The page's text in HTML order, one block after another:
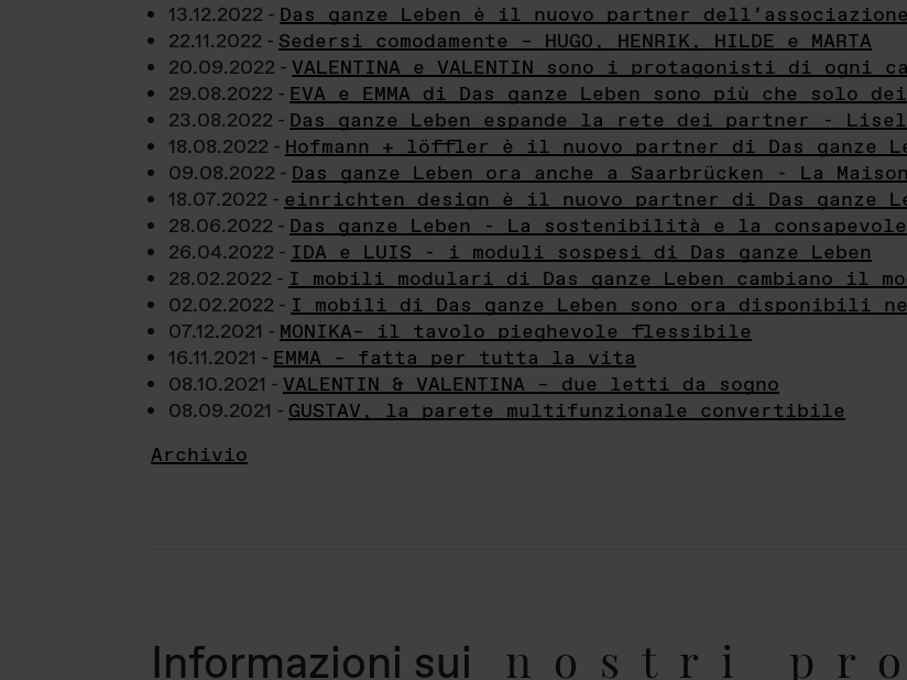
13.12.2022 - Das ganze Leben è il nuovo partner
22.11.2022 - Sedersi comodamente – HUGO, HENRIK, HILDE e MARTA
20.09.2022 - VALENTINA e VALENTIN sono i protagonisti di ogni
29.08.2022 - EVA e EMMA di Das ganze Leben sono più che solo
23.08.2022 - Das ganze Leben espande la rete dei partner -
18.08.2022 - Hofmann + löffler è il nuovo partner di Das ganze
09.08.2022 - Das ganze Leben ora anche a Saarbrücken - La
18.07.2022 - einrichten design è il nuovo partner di Das ganze
28.06.2022 - Das ganze Leben - La sostenibilità e la
26.04.2022 - IDA e LUIS - i moduli sospesi di Das ganze Leben
28.02.2022 - I mobili modulari di Das ganze Leben cambiano il
02.02.2022 - I mobili di Das ganze Leben sono ora disponibili nel
07.12.2021 - MONIKA– il tavolo pieghevole flessibile
16.11.2021 - EMMA – fatta per tutta la vita
08.10.2021 - VALENTIN & VALENTINA – due letti da sogno
08.09.2021 - GUSTAV, la parete multifunzionale convertibile
Archivio
Informazioni sui nostri